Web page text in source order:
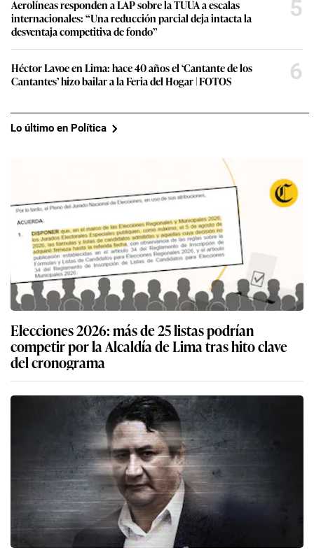
Aerolíneas responden a LAP sobre la TUUA a escalas
internacionales: “Una reducción parcial deja intacta la
desventaja competitiva de fondo”
5
Héctor Lavoe en Lima: hace 40 años el ‘Cantante de los
Cantantes’ hizo bailar a la Feria del Hogar | FOTOS
6
Lo último en Política
Elecciones 2026: más de 25 listas podrían
competir por la Alcaldía de Lima tras hito clave
del cronograma